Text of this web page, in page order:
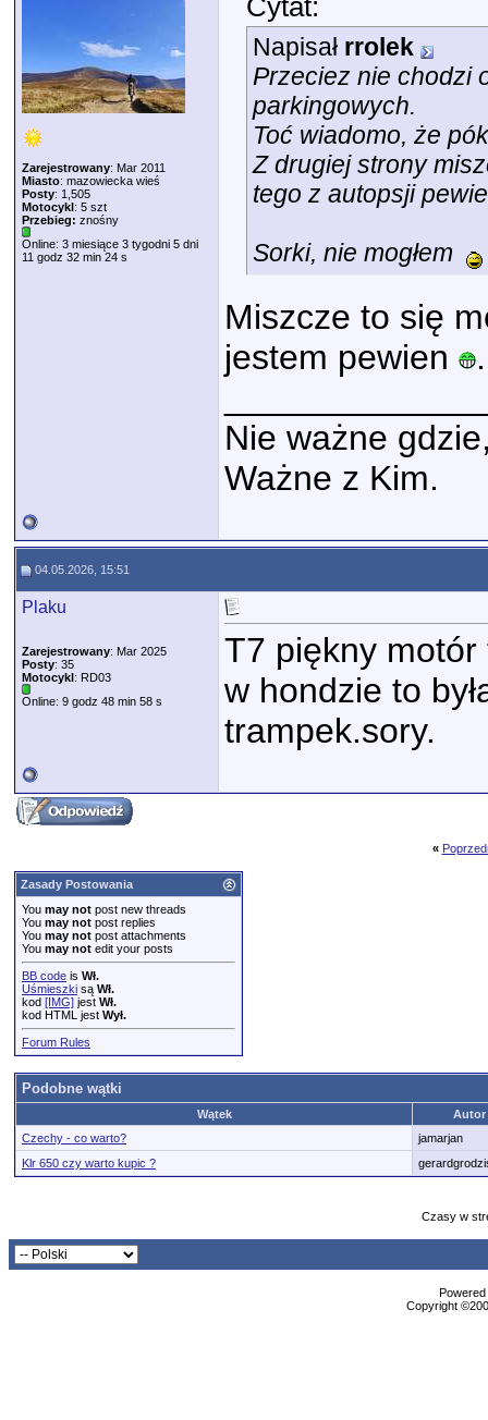
Zarejestrowany: Mar 2011
Miasto: mazowiecka wieś
Posty: 1,505
Motocykl: 5 szt
Przebieg: znośny
Online: 3 miesiące 3 tygodni 5 dni
11 godz 32 min 24 s
Cytat:
Napisał rrolek
Przeciez nie chodzi
parkingowych.
Toć wiadomo, że
Z drugiej strony
tego z autopsji
Sorki, nie mogłem
Miszcze to się
jestem pewien
.
Nie ważne
Ważne z Kim.
04.05.2026, 15:51
Plaku
Zarejestrowany: Mar 2025
Posty: 35
Motocykl: RD03
Online: 9 godz 48 min 58 s
T7 piękny motór
w hondzie to
trampek.sory.
«
Zasady Postowania
You may not post new threads
You may not post replies
You may not post attachments
You may not edit your posts
BB code is Wł.
Uśmieszki są Wł.
kod [IMG] jest Wł.
kod HTML jest Wył.
Forum Rules
Podobne wątki
Wątek
Autor
Czechy - co warto?
jamarjan
Klr 650 czy warto kupic ?
Czasy w
Copyright